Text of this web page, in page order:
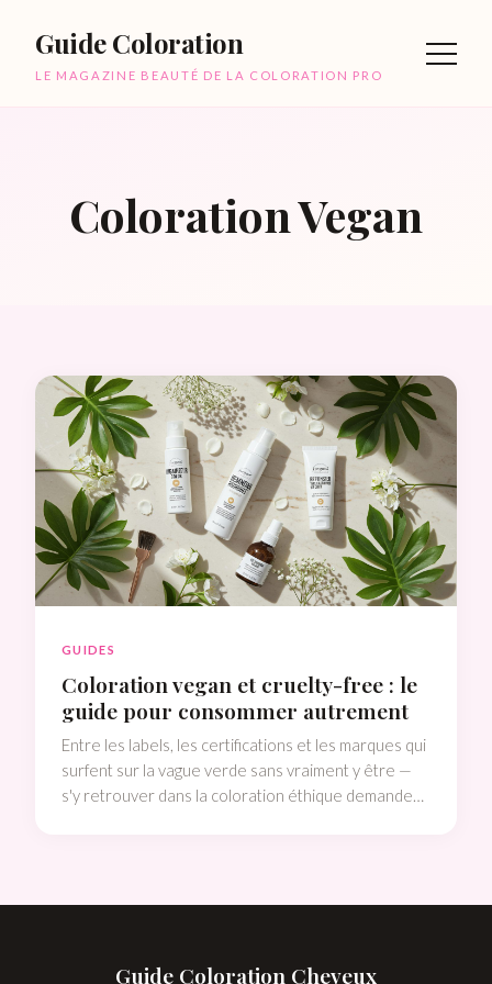
Guide Coloration
LE MAGAZINE BEAUTÉ DE LA COLORATION PRO
Coloration Vegan
GUIDES
Coloration vegan et cruelty-free : le
guide pour consommer autrement
Entre les labels, les certifications et les marques qui
surfent sur la vague verde sans vraiment y être —
s'y retrouver dans la coloration éthique demande
Guide Coloration Cheveux